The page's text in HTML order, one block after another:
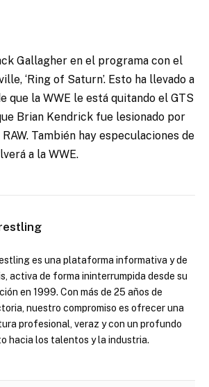
Gallagher en el programa con el
‘Ring of Saturn’. Esto ha llevado a
que la WWE le está quitando el GTS
Brian Kendrick fue lesionado por
También hay especulaciones de
a la WWE.
es una plataforma informativa y de
activa de forma ininterrumpida desde su
en 1999. Con más de 25 años de
nuestro compromiso es ofrecer una
profesional, veraz y con un profundo
hacia los talentos y la industria.